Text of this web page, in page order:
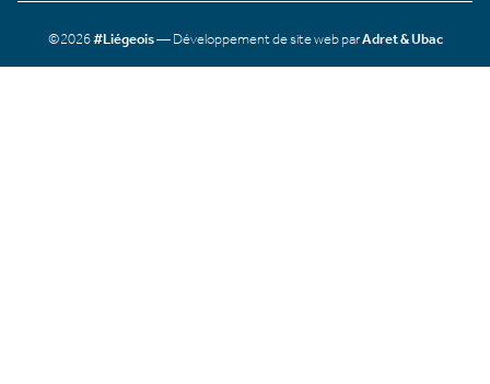
©2026#Liégeois— Développement de site web parAdret & Ubac